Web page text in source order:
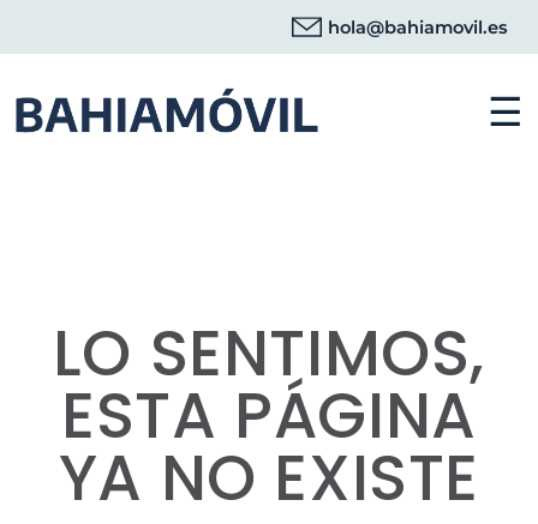
hola@bahiamovil.es
☰
LO SENTIMOS,
ESTA PÁGINA
YA NO EXISTE